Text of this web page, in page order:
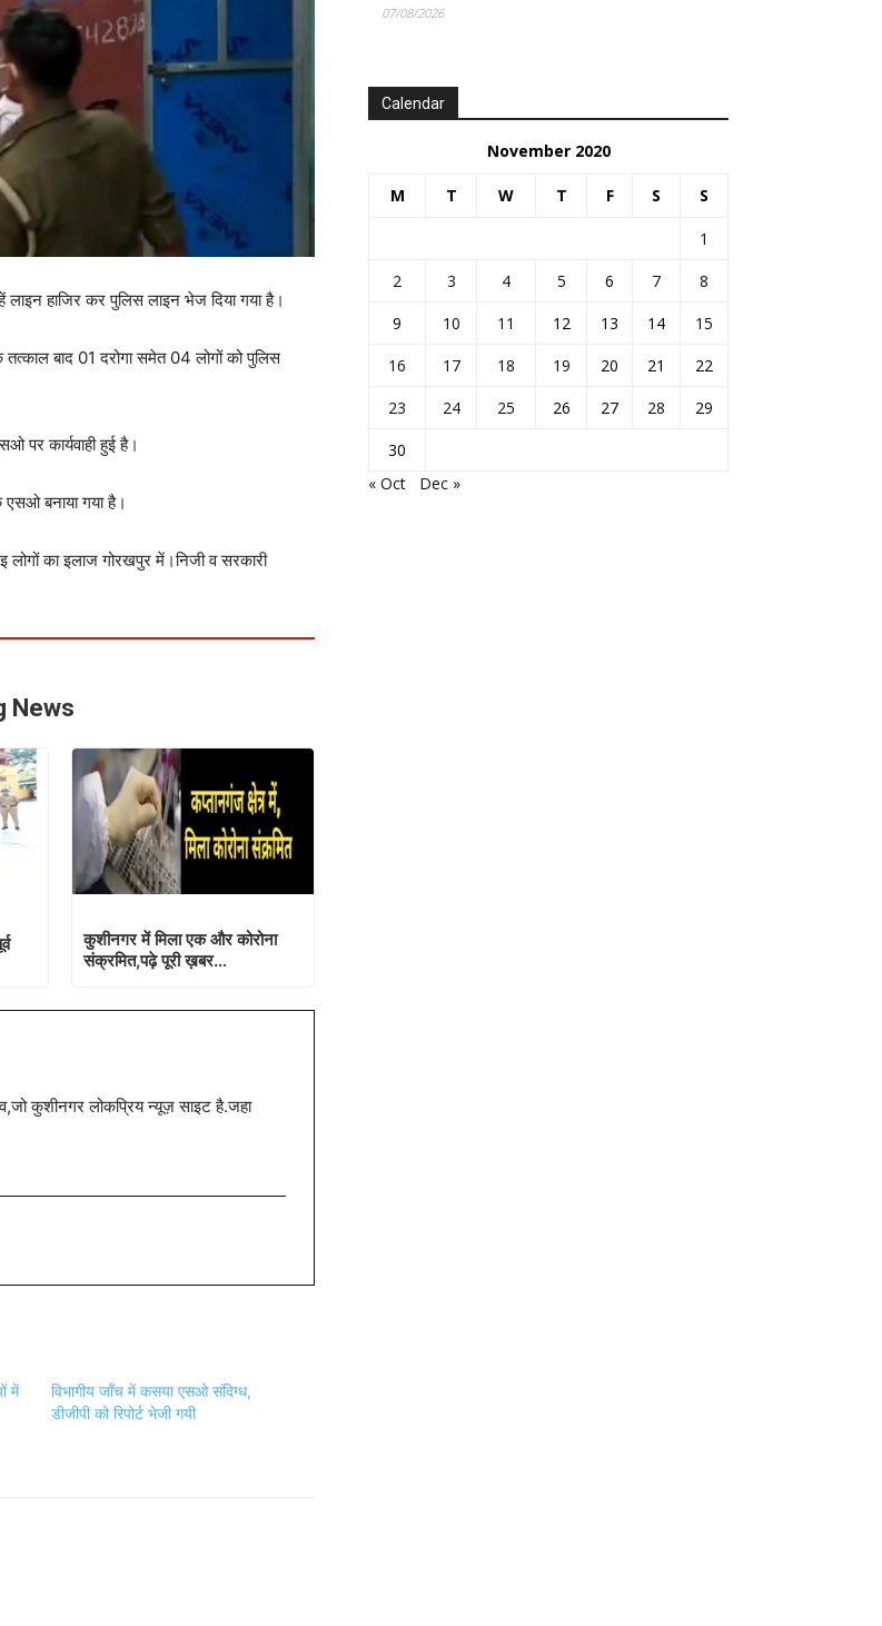
हाजिर कर पुलिस लाइन भेज दिया गया है।
बाद 01 दरोगा समेत 04 लोगों को पुलिस
पर कार्यवाही हुई है।
एसओ बनाया गया है।
का इलाज गोरखपुर में।निजी व सरकारी
News
कुशीनगर में मिला एक और कोरोना
संक्रमित,पढ़े पूरी ख़बर…
कुशीनगर लोकप्रिय न्यूज़ साइट है.जहा
में
विभागीय जाँच में कसया एसओ संदिग्ध,
डीजीपी को रिपोर्ट भेजी गयी
07/08/2026
Calendar
November 2020
M T W T F S S
1
2
3 4 5 6 7
8
9
10 11 12 13 14
15
16
17 18 19 20 21
22
23
24 25 26 27 28
29
30
« Oct
Dec »